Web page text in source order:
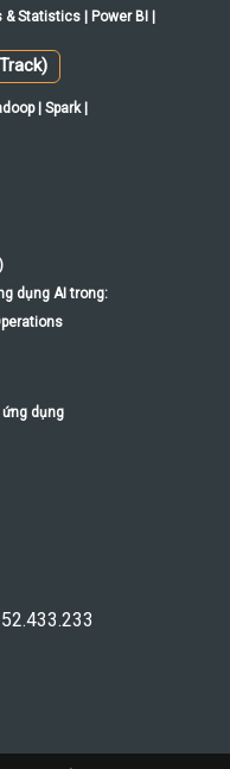
& Statistics | Power BI |
| Spark |
dụng AI trong:
ứng dụng